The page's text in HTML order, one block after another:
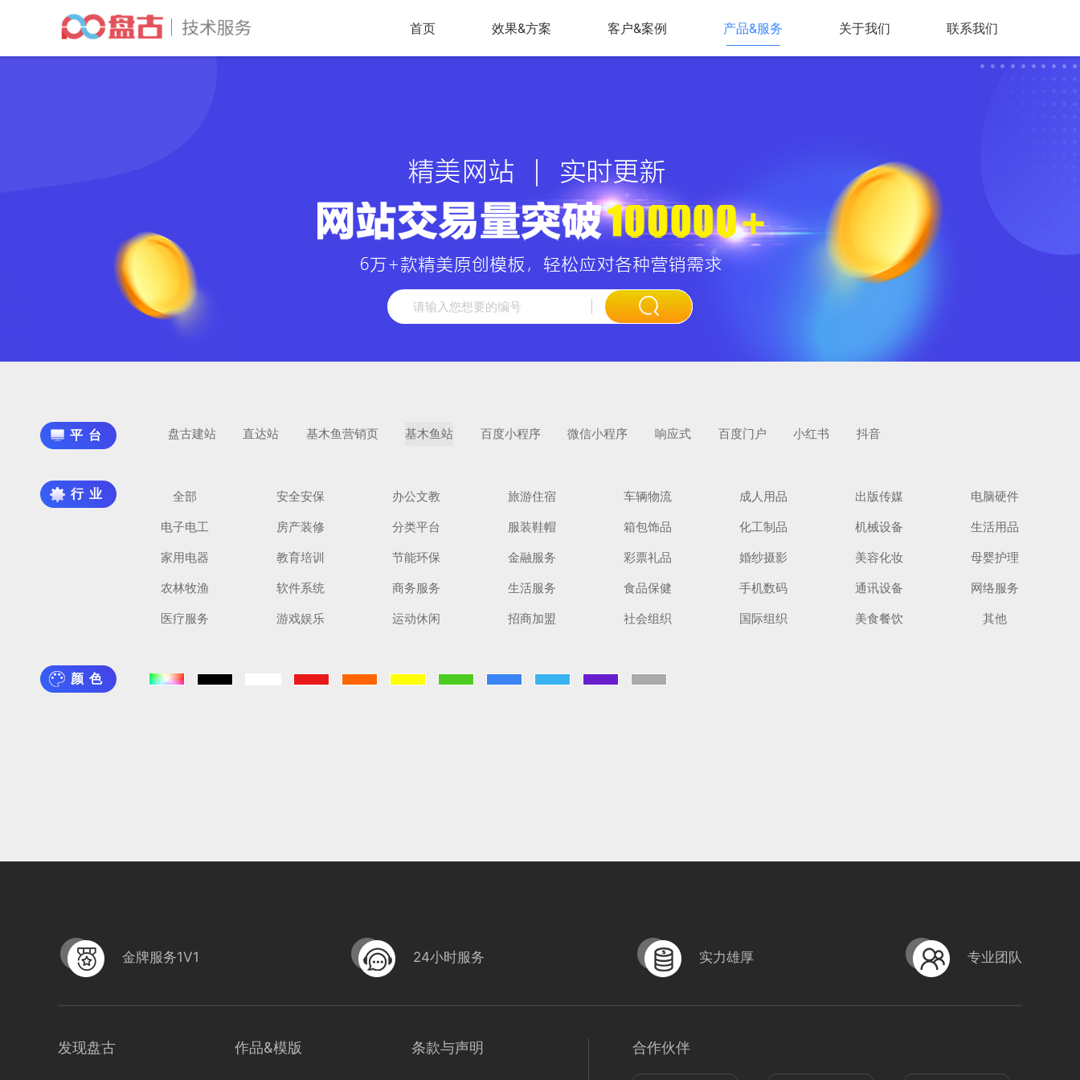
首页 效果&方案 客户&案例 产品&服务 关于我们 联系我们
平台 盘古建站 直达站 基木鱼营销页 基木鱼站 百度小程序 微信小程序 响应式 百度门户 小红书 抖音
行业 全部 安全安保 办公文教 旅游住宿 车辆物流 成人用品 出版传媒
电脑硬件
电子电工
房产装修 分类平台 服装鞋帽 箱包饰品 化工制品 机械设备
生活用品
家用电器
教育培训 节能环保 金融服务 彩票礼品 婚纱摄影 美容化妆
母婴护理
农林牧渔
软件系统 商务服务 生活服务 食品保健 手机数码 通讯设备
网络服务
医疗服务
游戏娱乐 运动休闲 招商加盟 社会组织 国际组织 美食餐饮 其他
颜色
扫码手机预览
金牌服务1V1 24小时服务 实力雄厚 专业团队
发现盘古 作品&模版 条款与声明 合作伙伴